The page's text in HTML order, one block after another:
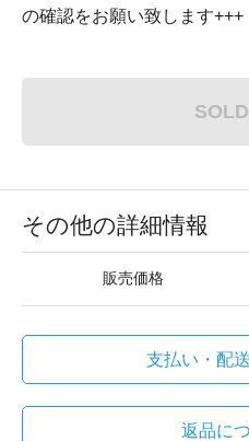
の確認をお願い致します+++
その他の詳細情報
販売価格
支払い・配
返品に